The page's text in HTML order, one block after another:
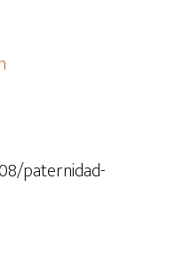
paternidad-